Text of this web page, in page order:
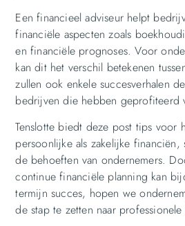
Een financieel adviseur helpt
financiële aspecten zoals
en financiële prognoses. Voor
kan dit het verschil betekenen
zullen ook enkele succesverhalen
bedrijven die hebben geprofiteerd
Tenslotte biedt deze post tips voor
persoonlijke als zakelijke
de behoeften van ondernemers.
continue financiële planning kan
termijn succes, hopen we
de stap te zetten naar